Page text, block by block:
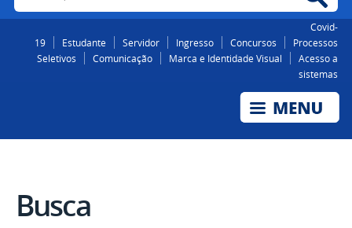
Covid-
19
Estudante Servidor Ingresso Concursos
Processos
Seletivos
Comunicação Marca e Identidade Visual
Acesso a
sistemas
Busca